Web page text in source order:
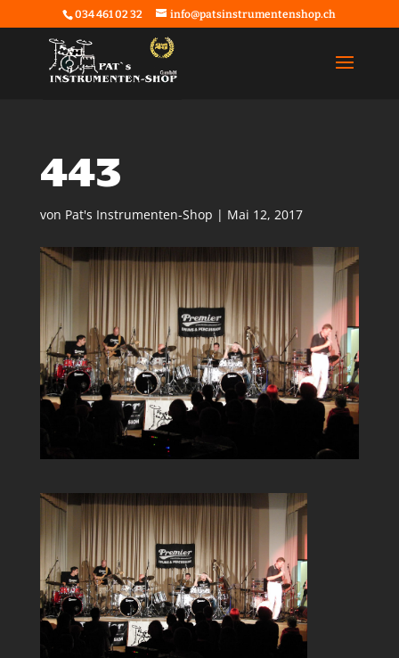
034 461 02 32 info@patsinstrumentenshop.ch
443
von Pat's Instrumenten-Shop | Mai 12, 2017